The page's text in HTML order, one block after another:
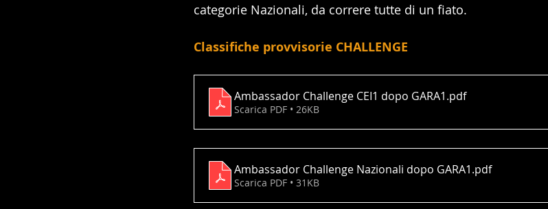
categorie Nazionali, da correre tutte di un fiato.
Classifiche provvisorie CHALLENGE
Ambassador Challenge CEI1 dopo GARA1.pdf
Scarica PDF • 26KB
Ambassador Challenge Nazionali dopo GARA1.pdf
Scarica PDF • 31KB